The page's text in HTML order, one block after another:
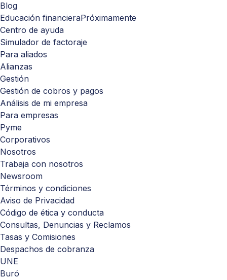
Blog
Educación financieraPróximamente
Centro de ayuda
Simulador de factoraje
Para aliados
Alianzas
Gestión
Gestión de cobros y pagos
Análisis de mi empresa
Para empresas
Pyme
Corporativos
Nosotros
Trabaja con nosotros
Newsroom
Términos y condiciones
Aviso de Privacidad
Código de ética y conducta
Consultas, Denuncias y Reclamos
Tasas y Comisiones
Despachos de cobranza
UNE
Buró